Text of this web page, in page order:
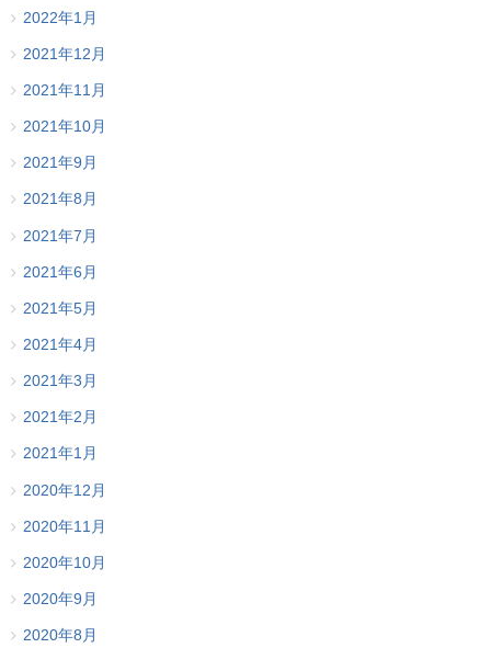
2022年1月
2021年12月
2021年11月
2021年10月
2021年9月
2021年8月
2021年7月
2021年6月
2021年5月
2021年4月
2021年3月
2021年2月
2021年1月
2020年12月
2020年11月
2020年10月
2020年9月
2020年8月